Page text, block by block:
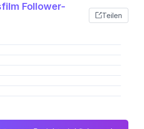
Follower-
Teilen